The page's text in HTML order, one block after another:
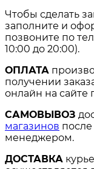
Чтобы сделать
заполните и
позвоните по
10:00 до 20:00).
ОПЛАТА
получении
онлайн на
САМОВЫВОЗ
магазинов
менеджером.
ДОСТАВКА